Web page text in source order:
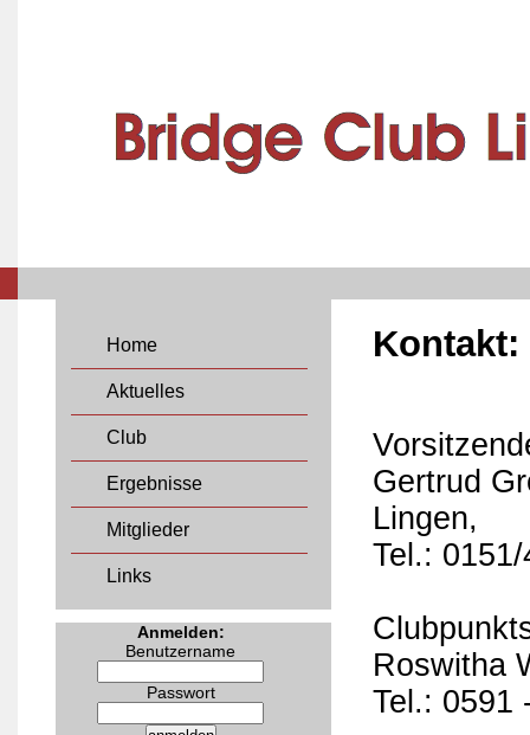
Home
Aktuelles
Club
Ergebnisse
Mitglieder
Links
Anmelden:
Benutzername
Passwort
Kontakt:
Gertrud
Lingen,
Tel.:
Roswitha
Tel.: 0591